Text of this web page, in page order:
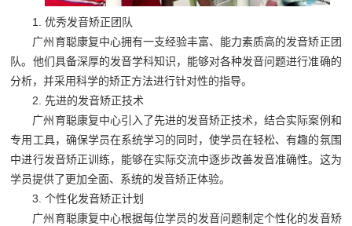
1. 优秀发音矫正团队
广州育聪康复中心拥有一支经验丰富、能力素质高的发音矫正团
队。他们具备深厚的发音学科知识，能够对各种发音问题进行准确的
分析，并采用科学的矫正方法进行针对性的指导。
2. 先进的发音矫正技术
广州育聪康复中心引入了先进的发音矫正技术，结合实际案例和
专用工具，确保学员在系统学习的同时，使学员在轻松、有趣的氛围
中进行发音矫正训练，能够在实际交流中逐步改善发音准确性。这为
学员提供了更加全面、系统的发音矫正体验。
3. 个性化发音矫正计划
广州育聪康复中心根据每位学员的发音问题制定个性化的发音矫